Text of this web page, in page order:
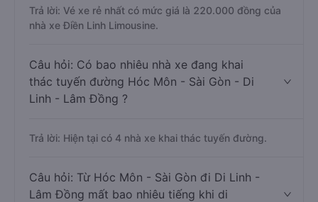
Trả lời: Vé xe rẻ nhất có mức giá là 220.000 đồng của
nhà xe Điền Linh Limousine.
Câu hỏi: Có bao nhiêu nhà xe đang khai
thác tuyến đường Hóc Môn - Sài Gòn - Di
Linh - Lâm Đồng ?
Trả lời: Hiện tại có 4 nhà xe khai thác tuyến đường.
Câu hỏi: Từ Hóc Môn - Sài Gòn đi Di Linh -
Lâm Đồng mất bao nhiêu tiếng khi di